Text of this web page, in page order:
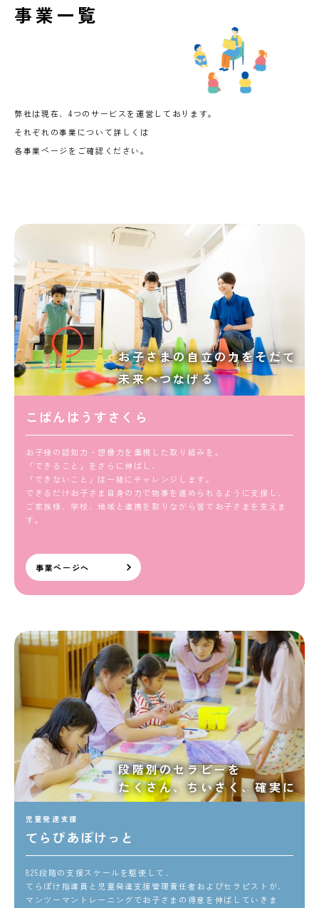
事業一覧
弊社は現在、4つのサービスを運営しております。
それぞれの事業について詳しくは
各事業ページをご確認ください。
お子さまの自立の力をそだて
未来へつなげる
こぱんはうすさくら
お子様の認知力・想像力を重視した取り組みを。
「できること」をさらに伸ばし、
「できないこと」は一緒にチャレンジします。
できるだけお子さま自身の力で物事を進められるように支援し、
ご家族様、学校、地域と連携を取りながら皆でお子さまを支えま
す。
事業ページへ
段階別のセラピーを
たくさん、ちいさく、確実に
児童発達支援
てらぴあぽけっと
825段階の支援スケールを駆使して、
てらぽけ指導員と児童発達支援管理責任者およびセラピストが、
マンツーマントレーニングでお子さまの得意を伸ばしていきま